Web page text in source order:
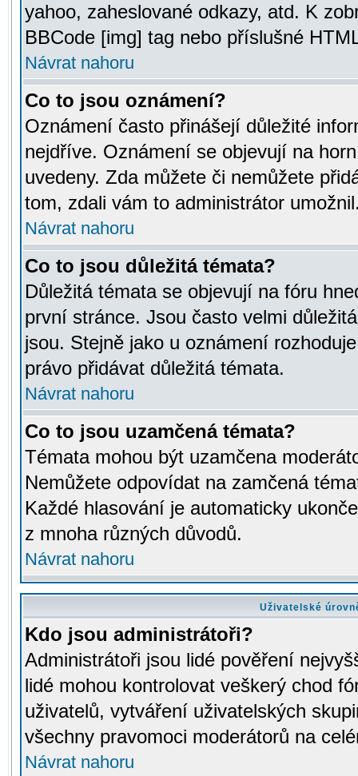
yahoo, zaheslované odkazy, atd. K
BBCode [img] tag nebo příslušné
Návrat nahoru
Co to jsou oznámení?
Oznámení často přinášejí důležité
nejdříve. Oznámení se objevují na
uvedeny. Zda můžete či nemůžete
tom, zdali vám to administrátor
Návrat nahoru
Co to jsou důležitá témata?
Důležitá témata se objevují na fóru
první stránce. Jsou často velmi
jsou. Stejně jako u oznámení
právo přidávat důležitá témata.
Návrat nahoru
Co to jsou uzamčená témata?
Témata mohou být uzamčena
Nemůžete odpovídat na zamčená
Každé hlasování je automaticky
z mnoha různých důvodů.
Návrat nahoru
Uživatelské
Kdo jsou administrátoři?
Administrátoři jsou lidé pověření
lidé mohou kontrolovat veškerý chod
uživatelů, vytváření uživatelských
všechny pravomoci moderátorů na
Návrat nahoru